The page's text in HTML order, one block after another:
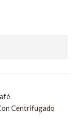
Centrifugado